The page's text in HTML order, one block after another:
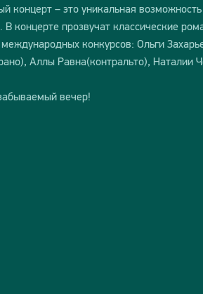
концерт – это уникальная
В концерте прозвучат классические
международных конкурсов: Ольги
Аллы Равна(контральто),
вечер!